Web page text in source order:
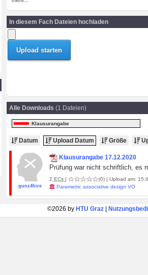
In diesem Fach Dateien hochladen
Alle Downloads (1 Dateien)
Klausurangabe
Datum Upload Datum Größe
gunz4hire
Klausurangabe 17.12.2020
Prüfung war nicht schriftlich, es
2 ECs | (0) | Upload am:
Parametric associative design VO
©2026 by HTU Graz|